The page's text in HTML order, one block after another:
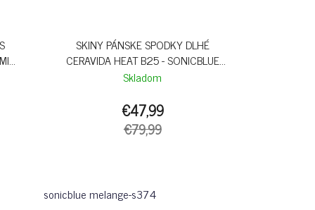
SKINY PÁNSKE SPODKY DLHÉ
CERAVIDA HEAT B25 - SONICBLUE
MELANGE
Skladom
€47,99
€79,99
sonicblue melange-s374